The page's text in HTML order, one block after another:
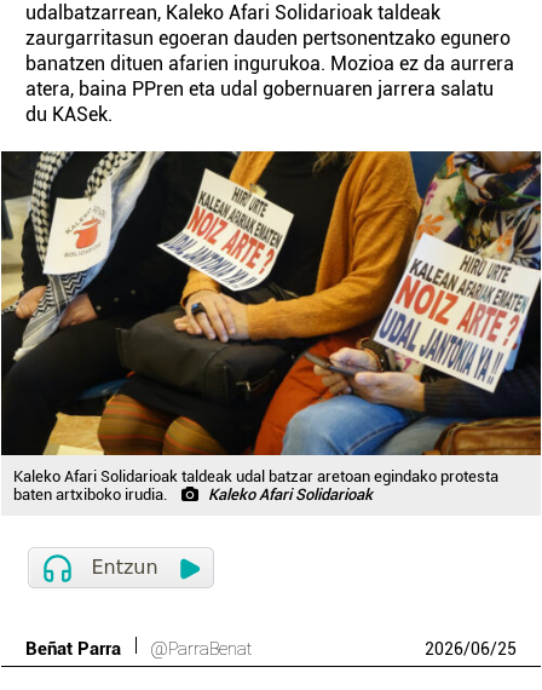
udalbatzarrean, Kaleko Afari Solidarioak taldeak
zaurgarritasun egoeran dauden pertsonentzako egunero
banatzen dituen afarien ingurukoa. Mozioa ez da aurrera
atera, baina PPren eta udal gobernuaren jarrera salatu
du KASek.
Kaleko Afari Solidarioak taldeak udal batzar aretoan egindako protesta
baten artxiboko irudia.
Kaleko Afari Solidarioak
Beñat Parra @ParraBenat 2026/06/25